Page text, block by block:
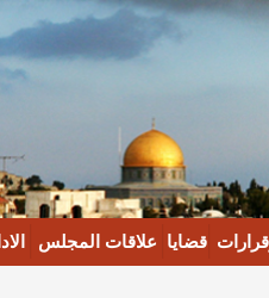
قضايا علاقات المجلس